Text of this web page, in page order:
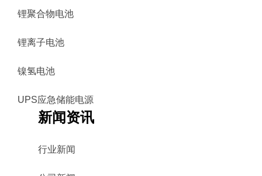
锂聚合物电池
锂离子电池
镍氢电池
UPS应急储能电源
新闻资讯
行业新闻